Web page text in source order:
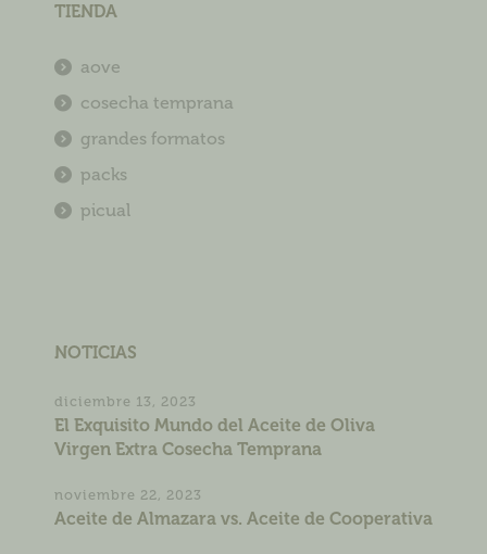
TIENDA
aove
cosecha temprana
grandes formatos
packs
picual
NOTICIAS
diciembre 13, 2023
El Exquisito Mundo del Aceite de Oliva
Virgen Extra Cosecha Temprana
noviembre 22, 2023
Aceite de Almazara vs. Aceite de Cooperativa